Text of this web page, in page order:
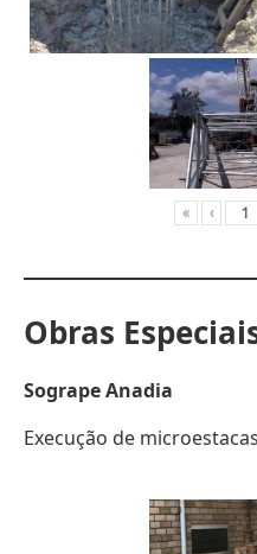
« ‹
Obras
Sogrape Anadia
Execução de microestacas